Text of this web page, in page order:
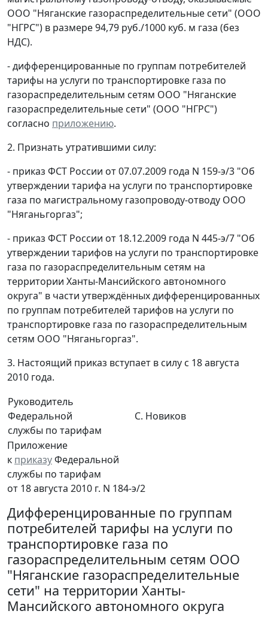
ООО "Няганские газораспределительные сети" (ООО
"НГРС") в размере 94,79 руб./1000 куб. м газа (без
НДС).
- дифференцированные по группам потребителей
тарифы на услуги по транспортировке газа по
газораспределительным сетям ООО "Няганские
газораспределительные сети" (ООО "НГРС")
согласно приложению.
2. Признать утратившими силу:
- приказ ФСТ России от 07.07.2009 года N 159-э/3 "Об
утверждении тарифа на услуги по транспортировке
газа по магистральному газопроводу-отводу ООО
"Няганьгоргаз";
- приказ ФСТ России от 18.12.2009 года N 445-э/7 "Об
утверждении тарифов на услуги по транспортировке
газа по газораспределительным сетям на
территории Ханты-Мансийского автономного
округа" в части утверждённых дифференцированных
по группам потребителей тарифов на услуги по
транспортировке газа по газораспределительным
сетям ООО "Няганьгоргаз".
3. Настоящий приказ вступает в силу с 18 августа
2010 года.
Руководитель
Федеральной
службы по тарифам
С. Новиков
Приложение
к приказуФедеральной
службы по тарифам
от 18 августа 2010 г. N 184-э/2
Дифференцированные по группам
потребителей тарифы на услуги по
транспортировке газа по
газораспределительным сетям ООО
"Няганские газораспределительные
сети" на территории Ханты-
Мансийского автономного округа